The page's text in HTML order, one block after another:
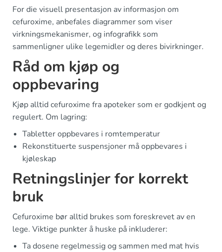
For die visuell presentasjon av informasjon om
cefuroxime, anbefales diagrammer som viser
virkningsmekanismer, og infografikk som
sammenligner ulike legemidler og deres bivirkninger.
Råd om kjøp og
oppbevaring
Kjøp alltid cefuroxime fra apoteker som er godkjent og
regulert. Om lagring:
Tabletter oppbevares i romtemperatur
Rekonstituerte suspensjoner må oppbevares i
kjøleskap
Retningslinjer for korrekt
bruk
Cefuroxime bør alltid brukes som foreskrevet av en
lege. Viktige punkter å huske på inkluderer:
Ta dosene regelmessig og sammen med mat hvis